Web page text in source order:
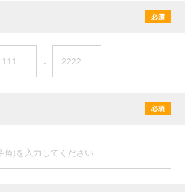
必須
-
必須